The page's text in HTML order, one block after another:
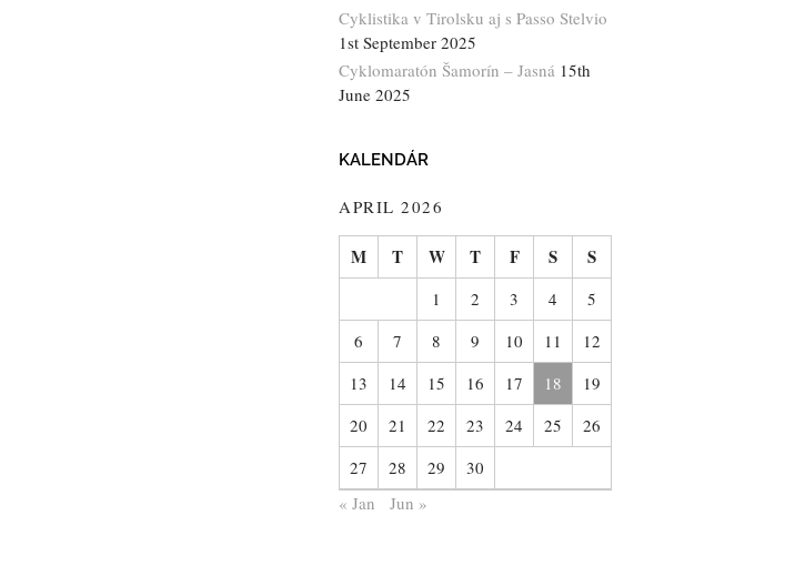
Cyklistika v Tirolsku aj s Passo Stelvio
1st September 2025
Cyklomaratón Šamorín – Jasná 15th
June 2025
KALENDÁR
APRIL 2026
M T W T F S S
1 2 3 4
5
6
7 8 9 10 11
12
13
14 15 16 17 18
19
20
21 22 23 24 25
26
27
28 29
30
« Jan
Jun »